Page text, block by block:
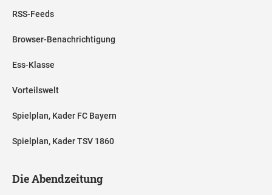
RSS-Feeds
Browser-Benachrichtigung
Ess-Klasse
Vorteilswelt
Spielplan, Kader FC Bayern
Spielplan, Kader TSV 1860
Die Abendzeitung